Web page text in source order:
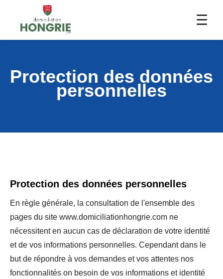
☰
Protection des données
personnelles
Protection des données personnelles
En règle générale, la consultation de l'ensemble des
pages du site www.domiciliationhongrie.com ne
nécessitent en aucun cas de déclaration de votre identité
et de vos informations personnelles. Cependant dans le
but de répondre à vos demandes et vos attentes nos
fonctionnalités on besoin de vos informations et identité